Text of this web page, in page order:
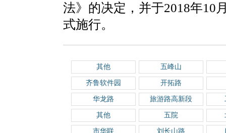
法》的决定，并于2018年10
式施行。
其他 五峰山
齐鲁软件园 开拓路
华龙路 旅游路高新段
其他 五院
市华联 刘长山路